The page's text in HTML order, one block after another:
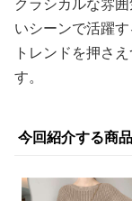
いシーンで活躍
トレンドを押さ
す。
今回紹介する商